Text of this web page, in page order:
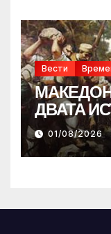
Вести
ДВАТА
01/08/2026